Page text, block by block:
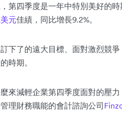
第四季度是一年中特別美好的
元佳績，同比增長9.2%。
下了的遠大目標、面對激烈競
時期。
來減輕企業第四季度面對的壓
理財務職能的會計諮詢公司